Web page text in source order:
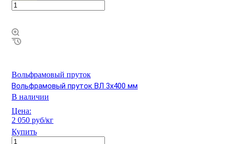
Вольфрамовый пруток
Вольфрамовый пруток ВЛ 3х400 мм
В наличии
Цена:
2 050 руб/кг
Купить